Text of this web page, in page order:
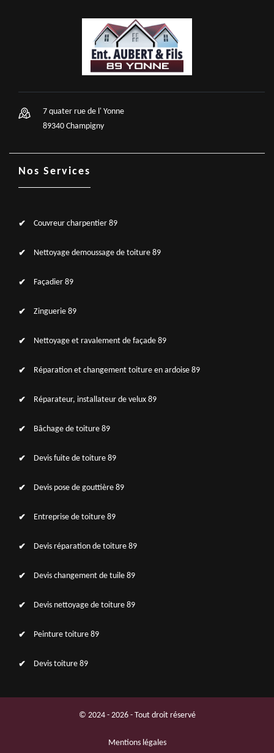
7 quater rue de l' Yonne
89340 Champigny
Nos Services
Couvreur charpentier 89
Nettoyage demoussage de toiture 89
Façadier 89
Zinguerie 89
Nettoyage et ravalement de façade 89
Réparation et changement toiture en ardoise 89
Réparateur, installateur de velux 89
Bâchage de toiture 89
Devis fuite de toiture 89
Devis pose de gouttière 89
Entreprise de toiture 89
Devis réparation de toiture 89
Devis changement de tuile 89
Devis nettoyage de toiture 89
Peinture toiture 89
Devis toiture 89
© 2024 - 2026 - Tout droit réservé
Mentions légales